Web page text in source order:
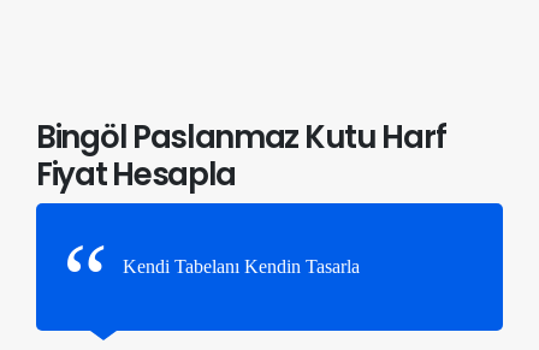
Bingöl Paslanmaz Kutu Harf
Fiyat Hesapla
Kendi Tabelanı Kendin Tasarla